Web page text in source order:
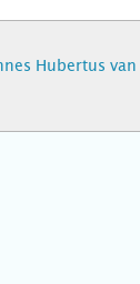
Hubertus van